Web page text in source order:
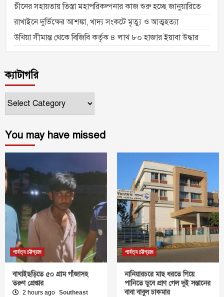
চীনের সহায়তায় তিস্তা মহাপরিকল্পনার কাজ শুরু হচ্ছে জানুয়ারিতে
রাখাইনে দুর্ভিক্ষের আশঙ্কা, খাদ্য সংকটে মৃত্যু ও আত্মহত্যা
উখিয়া সীমান্ত থেকে বিজিবি কর্তৃক ৪ লাখ ৮০ হাজার ইয়াবা উদ্ধার
ক্যাটাগরি
ক্যাটাগরি
You may have missed
পার্বত্য চট্টগ্রাম
বাঘাইছড়িতে ৫০ গ্রাম গাঁজাসহ
তরুণ গ্রেপ্তার
2 hours ago Southeast
পার্বত্য চট্টগ্রাম
নানিয়ারচরে মাছ ধরতে গিয়ে
পানিতে ডুবে প্রাণ গেল দুই সন্তানের
বাবা বাবুল চাকমার